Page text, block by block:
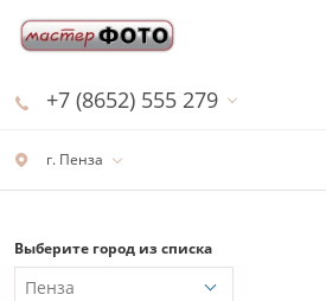
г. Пенза
+7 (8652) 555 279
Выберите город из списка